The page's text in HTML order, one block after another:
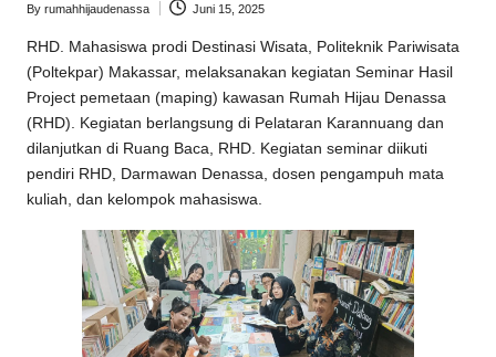
Posted
by
By rumahhijaudenassa Juni 15, 2025
RHD . Mahasiswa prodi Destinasi Wisata, Politeknik Pariwisata
(Poltekpar) Makassar, melaksanakan kegiatan Seminar Hasil
Project pemetaan (maping) kawasan Rumah Hijau Denassa
(RHD). Kegiatan berlangsung di Pelataran Karannuang dan
dilanjutkan di Ruang Baca, RHD. Kegiatan seminar diikuti
pendiri RHD, Darmawan Denassa , dosen pengampuh mata
kuliah, dan kelompok mahasiswa.